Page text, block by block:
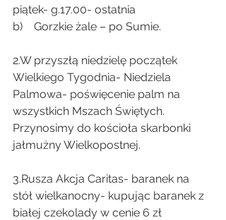
piątek- g.17.00- ostatnia
b)    Gorzkie żale – po Sumie.
2.W przyszłą niedzielę początek
Wielkiego Tygodnia- Niedziela
Palmowa- poświęcenie palm na
wszystkich Mszach Świętych.
Przynosimy do kościoła skarbonki
jałmużny Wielkopostnej.
3.Rusza Akcja Caritas- baranek na
stół wielkanocny- kupując baranek z
białej czekolady w cenie 6 zł